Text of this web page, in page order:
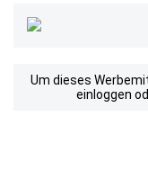
Um dieses
einloggen